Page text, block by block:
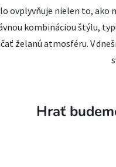
ovplyvňuje nielen to, ako
kombináciou štýlu,
želanú atmosféru. V
Hrať